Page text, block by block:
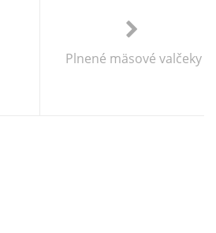
Plnené mäsové valčeky